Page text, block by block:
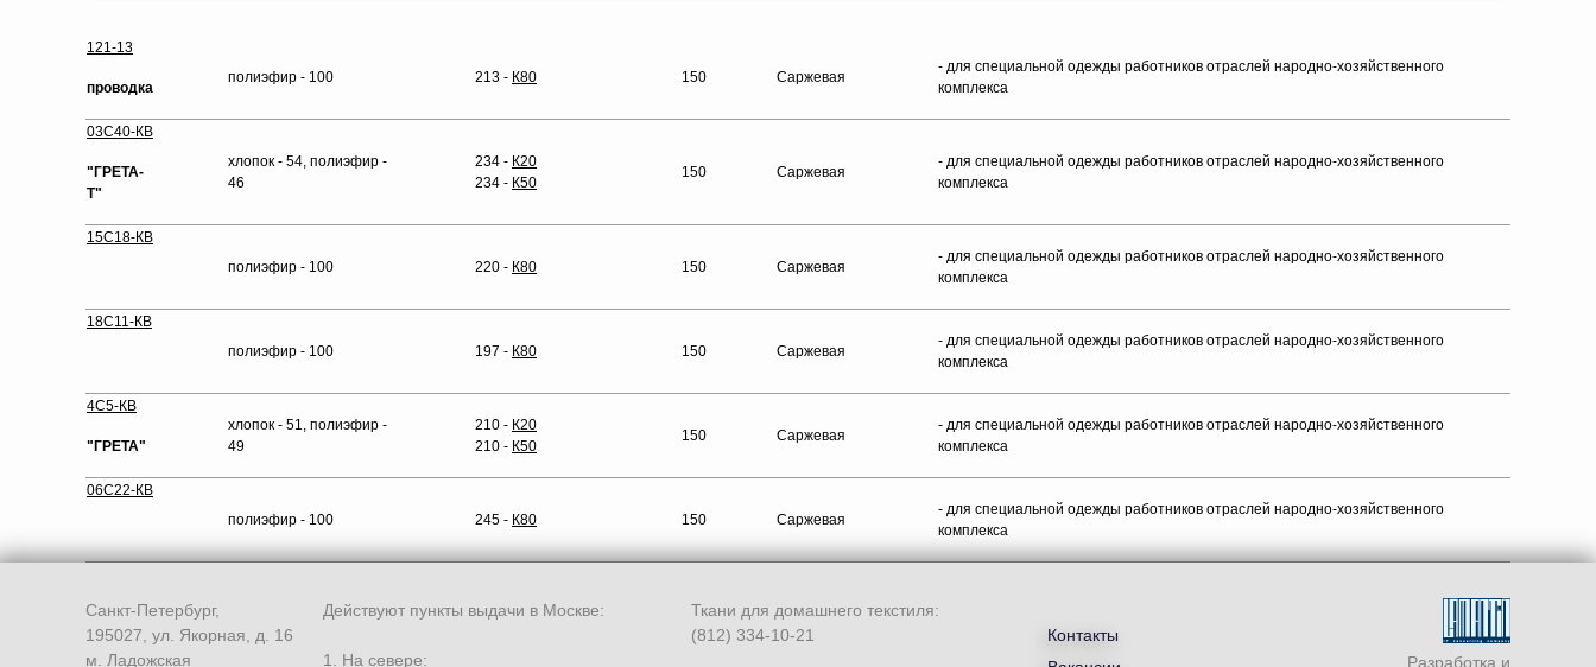
121-13
проводка
полиэфир - 100 213 - К80 150 Саржевая
- для специальной одежды работников отраслей народно-хозяйственного
комплекса
03С40-КВ
"ГРЕТА-
Т"
хлопок - 54, полиэфир -
46
234 - К20
234 - К50
150 Саржевая
- для специальной одежды работников отраслей народно-хозяйственного
комплекса
15С18-КВ
полиэфир - 100
220 - К80 150 Саржевая
- для специальной одежды работников отраслей народно-хозяйственного
комплекса
18С11-КВ
полиэфир - 100
197 - К80 150 Саржевая
- для специальной одежды работников отраслей народно-хозяйственного
комплекса
4С5-КВ
"ГРЕТА"
хлопок - 51, полиэфир -
49
210 - К20
210 - К50
150 Саржевая
- для специальной одежды работников отраслей народно-хозяйственного
комплекса
06С22-КВ
полиэфир - 100
245 - К80 150 Саржевая
- для специальной одежды работников отраслей народно-хозяйственного
комплекса
Разработка и
Санкт-Петербург,
195027, ул. Якорная, д. 16
м. Ладожская
Действуют пункты выдачи в Москве:
1. На севере:
Ткани для домашнего текстиля:
(812) 334-10-21
Контакты